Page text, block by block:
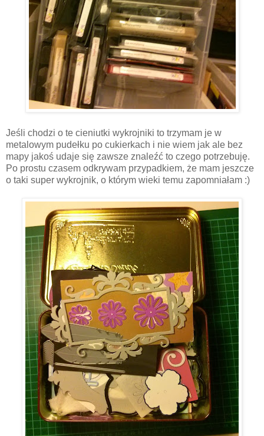
Jeśli chodzi o te cieniutki wykrojniki to trzymam je w
metalowym pudełku po cukierkach i nie wiem jak ale bez
mapy jakoś udaje się zawsze znaleźć to czego potrzebuję.
Po prostu czasem odkrywam przypadkiem, że mam jeszcze
o taki super wykrojnik, o którym wieki temu zapomniałam :)